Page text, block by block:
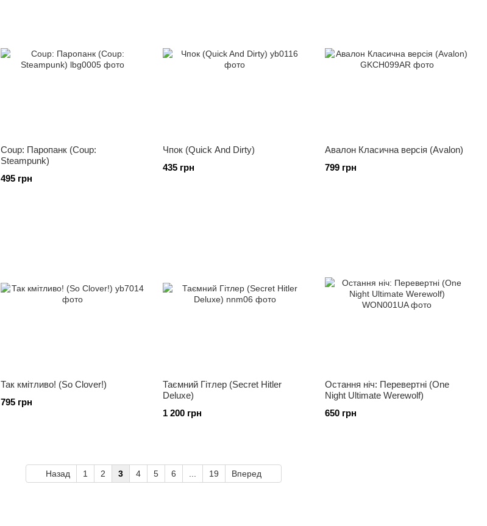
Coup: Паропанк (Coup:
Steampunk)
495 грн
Чпок (Quick And Dirty)
435 грн
Авалон Класична версія (Avalon)
799 грн
Так кмітливо! (So Clover!)
795 грн
Таємний Гітлер (Secret Hitler
Deluxe)
1 200 грн
Остання ніч: Перевертні (One
Night Ultimate Werewolf)
650 грн
Назад 1 2 3 4 5 6 19 Вперед